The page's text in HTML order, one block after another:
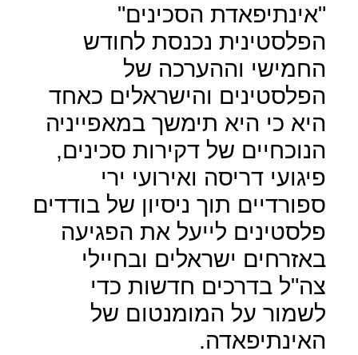
"אינתיפאדת הסכינים"
הפלסטינית נכנסת לחודש
החמישי וההערכה של
הפלסטינים והישראלים כאחד
היא כי היא תימשך במאפייניה
הנוכחיים של דקירות סכינים,
פיגועי דריסה ואירועי ירי
ספורדיים תוך ניסיון של בודדים
פלסטינים לייעל את הפגיעה
באזרחים ישראלים ובחיילי
צה"ל בדרכים חדשות כדי
לשמור על המומנטום של
האינתיפאדה.